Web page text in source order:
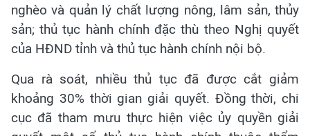
nghèo và quản lý chất lượng nông, lâm sản, thủy
sản; thủ tục hành chính đặc thù theo Nghị quyết
của HĐND tỉnh và thủ tục hành chính nội bộ.
Qua rà soát, nhiều thủ tục đã được cắt giảm
khoảng 30% thời gian giải quyết. Đồng thời, chi
cục đã tham mưu thực hiện việc ủy quyền giải